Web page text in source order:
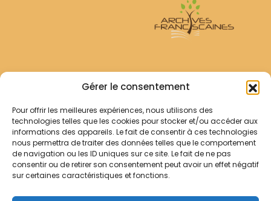
Gérer le consentement
Pour offrir les meilleures expériences, nous utilisons des
technologies telles que les cookies pour stocker et/ou accéder aux
informations des appareils. Le fait de consentir à ces technologies
nous permettra de traiter des données telles que le comportement
de navigation ou les ID uniques sur ce site. Le fait de ne pas
consentir ou de retirer son consentement peut avoir un effet négatif
sur certaines caractéristiques et fonctions.
Archives Franciscaines
RECHERCHER
Comment chercher ?
Les archives
Notre démarche
Contact